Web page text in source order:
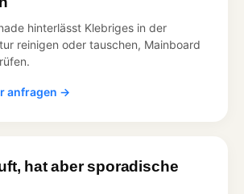
hinterlässt Klebriges in der
reinigen oder tauschen, Mainboard
anfragen →
hat aber sporadische